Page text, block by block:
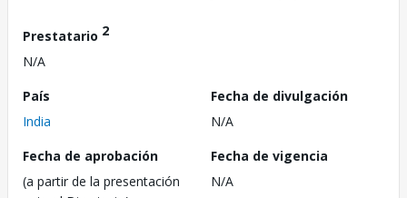
Prestatario 2
N/A
País
India
Fecha de divulgación
N/A
Fecha de aprobación
(a partir de la presentación
Fecha de vigencia
N/A